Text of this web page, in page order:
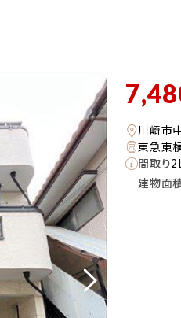
川崎市
東急東
間取り
建物面